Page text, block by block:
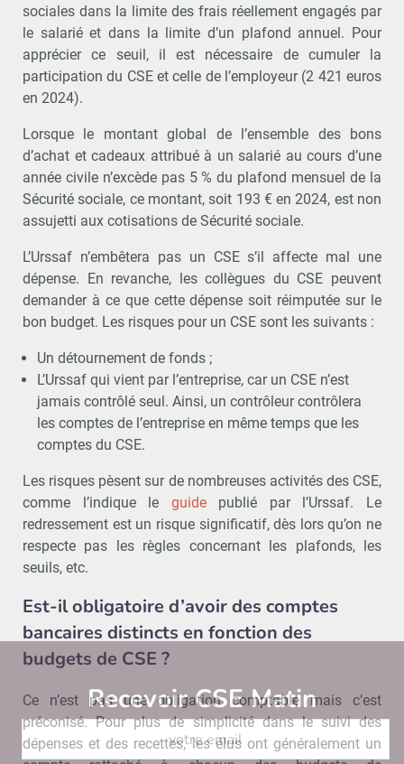
sociales dans la limite des frais réellement engagés par
le salarié et dans la limite d’un plafond annuel. Pour
apprécier ce seuil, il est nécessaire de cumuler la
participation du CSE et celle de l’employeur (2 421 euros
en 2024).
Lorsque le montant global de l’ensemble des bons
d’achat et cadeaux attribué à un salarié au cours d’une
année civile n’excède pas 5 % du plafond mensuel de la
Sécurité sociale, ce montant, soit 193 € en 2024, est non
assujetti aux cotisations de Sécurité sociale.
L’Urssaf n’embêtera pas un CSE s’il affecte mal une
dépense. En revanche, les collègues du CSE peuvent
demander à ce que cette dépense soit réimputée sur le
bon budget. Les risques pour un CSE sont les suivants :
Un détournement de fonds ;
L’Urssaf qui vient par l’entreprise, car un CSE n’est
jamais contrôlé seul. Ainsi, un contrôleur contrôlera
les comptes de l’entreprise en même temps que les
comptes du CSE.
Les risques pèsent sur de nombreuses activités des CSE,
comme l’indique le guidepublié par l’Urssaf. Le
redressement est un risque significatif, dès lors qu’on ne
respecte pas les règles concernant les plafonds, les
seuils, etc.
Est-il obligatoire d’avoir des comptes
bancaires distincts en fonction des
budgets de CSE ?
Ce n’est pas une obligation comptable mais c’est
préconisé. Pour plus de simplicité dans le suivi des
dépenses et des recettes, les élus ont généralement un
Recevoir CSE MatinAbonnez-